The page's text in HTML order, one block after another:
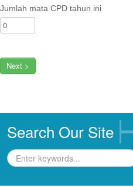
Jumlah mata CPD tahun ini
Next >
Search Our Site